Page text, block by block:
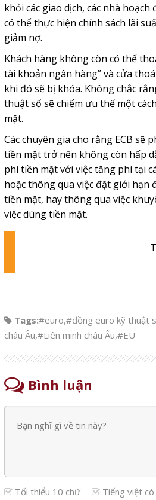
khỏi các giao dịch, các nhà
có thể thực hiện chính sách lãi
giảm nợ.
Khách hàng không còn có thể
tài khoản ngân hàng” và cửa
khi đó sẽ bị khóa. Không chắc
thuật số sẽ chiếm ưu thế một
mặt.
Các chuyên gia cho rằng ECB sẽ
tiền mặt trở nên không còn hấp
phí tiền mặt với việc tăng phí tại
hoặc thông qua việc đặt giới hạn
tiền mặt, hay thông qua việc
việc dùng tiền mặt.
Tags:#euro,#đồng euro kỹ thuật
châu Âu,#Liên minh châu Âu,#EU
Bình luận
Tối thiểu 10 chữ Tiếng việt có